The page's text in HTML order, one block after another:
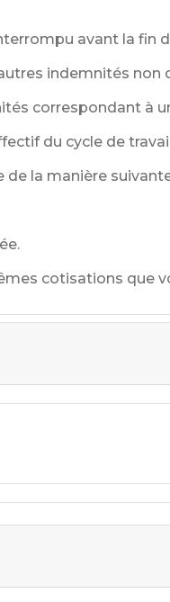
avant la fin
indemnités non
correspondant à
du cycle de
de la manière
cotisations que